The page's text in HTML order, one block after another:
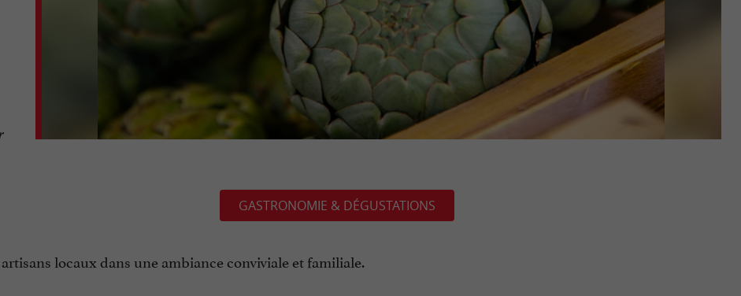
GASTRONOMIE & DÉGUSTATIONS
locaux dans une ambiance conviviale et familiale.